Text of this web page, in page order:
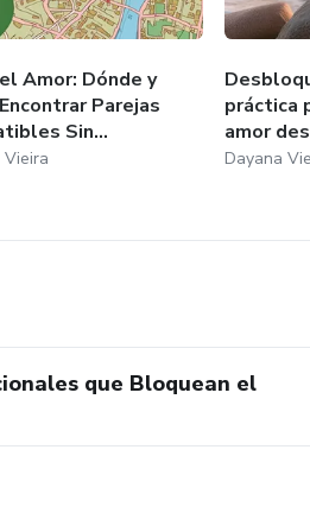
Amor: Dónde y
Parejas
Sin...
Vieira
práctica
amor
Dayana
que Bloquean el